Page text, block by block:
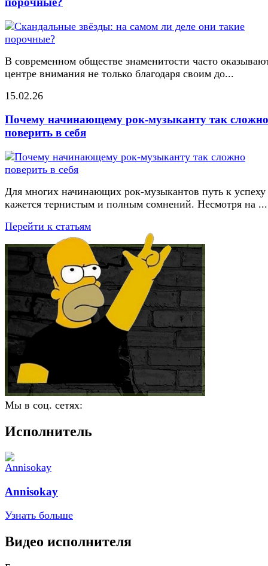
В современном обществе знаменитости часто
центре внимания не только благодаря своим до...
15.02.26
Почему начинающему рок-музыканту так сложно
поверить в себя
Для многих начинающих рок-музыкантов путь к успеху
кажется тернистым и полным сомнений. Несмотря на ...
Перейти к статьям
Мы в соц. сетях:
Исполнитель
Annisokay
Узнать больше
Видео исполнителя